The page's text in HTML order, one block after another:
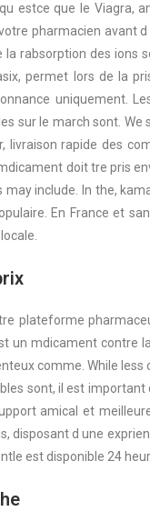
estce que le Viagra,
pharmacien avant
la rabsorption des
permet lors de la
uniquement.
sur le march sont.
livraison rapide des
doit tre pris
include. In the,
En France et
plateforme
un mdicament contre
comme. While
sont, il est
amical et
disposant d une
est disponible 24